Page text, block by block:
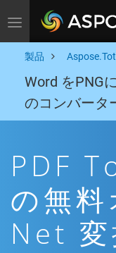
Toggle navigation
製品
Word をPNG
のコンバータ
PDF
の無
Net 変